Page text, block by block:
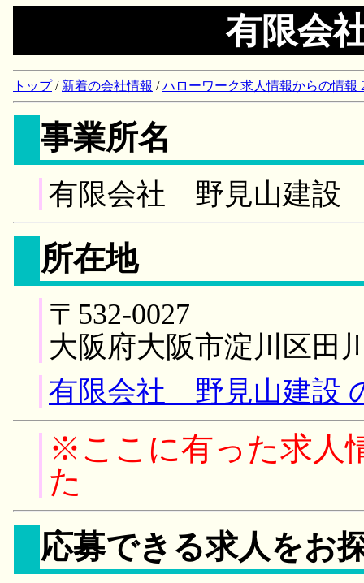
有限会
トップ/ 新着の会社情報 /ハローワーク求人情報からの情報
事業所名
有限会社 野見山建設
所在地
〒532-0027
大阪府大阪市淀川区田
有限会社 野見山建設
※ここに有った求人
た
応募できる求人をお